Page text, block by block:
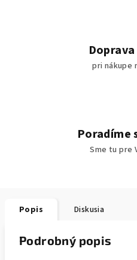
pri nákupe
Poradíme
Sme tu pre
Popis Diskusia
Podrobný popis